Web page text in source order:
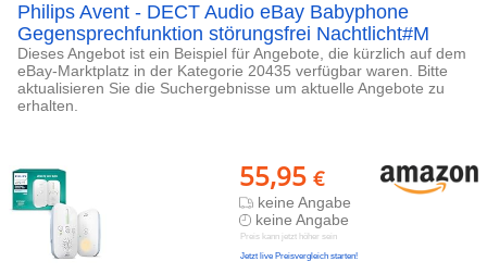
Philips Avent - DECT Audio eBay Babyphone
Gegensprechfunktion störungsfrei Nachtlicht#M
Dieses Angebot ist ein Beispiel für Angebote, die kürzlich auf dem
eBay-Marktplatz in der Kategorie 20435 verfügbar waren. Bitte
aktualisieren Sie die Suchergebnisse um aktuelle Angebote zu
erhalten.
55,95 €
keine Angabe
keine Angabe
Preis kann jetzt höher sein
Jetzt live Preisvergleich starten!